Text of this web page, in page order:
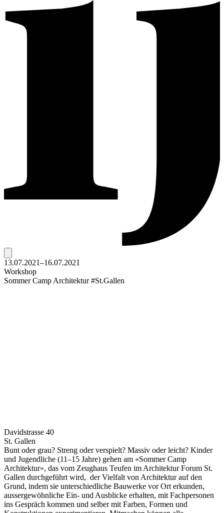
13.07.2021–16.07.2021
Workshop
Sommer Camp Architektur #St.Gallen
Davidstrasse 40
St. Gallen
Bunt oder grau? Streng oder verspielt? Massiv oder leicht? Kinder
und Jugendliche (11–15 Jahre) gehen am «Sommer Camp
Architektur», das vom Zeughaus Teufen im Architektur Forum St.
Gallen durchgeführt wird, der Vielfalt von Architektur auf den
Grund, indem sie unterschiedliche Bauwerke vor Ort erkunden,
aussergewöhnliche Ein- und Ausblicke erhalten, mit Fachpersonen
ins Gespräch kommen und selber mit Farben, Formen und